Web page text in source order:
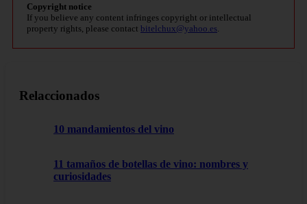
Copyright notice
If you believe any content infringes copyright or intellectual
property rights, please contact bitelchux@yahoo.es
Relaccionados
10 mandamientos del vino
11 tamaños de botellas de vino: nombres y
curiosidades